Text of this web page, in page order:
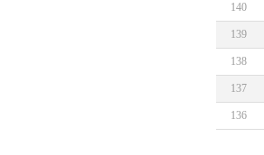
140
139
138
137
136